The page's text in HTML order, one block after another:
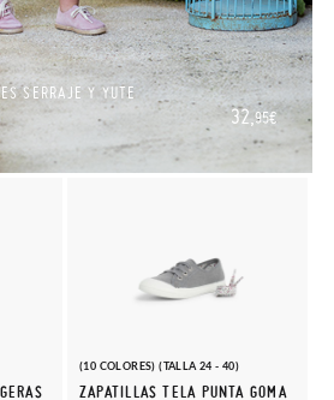
SERRAJE Y YUTE
32,95€
(10 COLORES) (TALLA 24 - 40)
ZAPATILLAS TELA PUNTA GOMA